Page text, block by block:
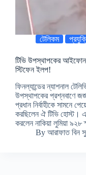
টেলিকম
টিভি উপস্থাপকের আইফোন
স্টিফেন ইলপ!
ফিনল্যান্ডের ন্যাশনাল
উপস্থাপকের প্রশ্নবাণে
প্রধান নির্বাহীকে সামনে
করছিলেন ঐ টিভি হোস্ট।
করলেন নাকিয়া লুমিয়া ৯২৮
By আরাফাত বিন